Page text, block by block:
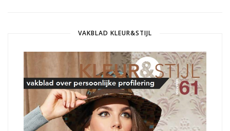
VAKBLAD KLEUR&STIJL